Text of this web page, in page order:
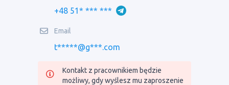
+48 51* *** ***
Email
t*****@g***.com
Kontakt z pracownikiem będzie
możliwy, gdy wyślesz mu zaproszenie